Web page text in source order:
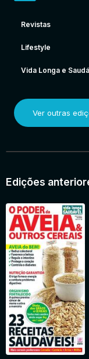
Revistas
Lifestyle
Vida Longa e
Ver outras
Edições